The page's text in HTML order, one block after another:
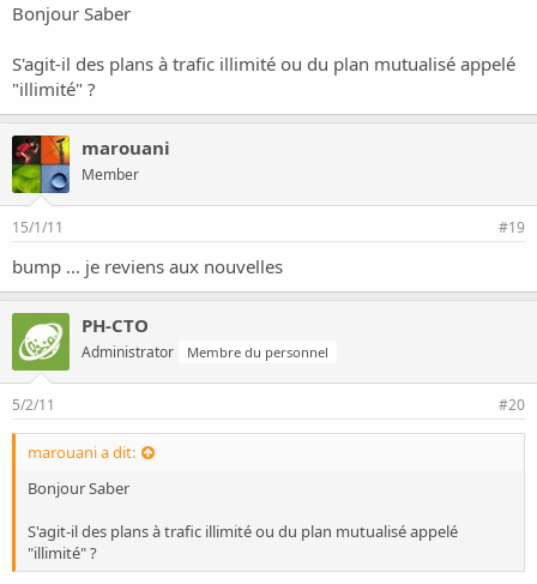
Bonjour Saber
S'agit-il des plans à trafic illimité ou du plan mutualisé appelé
"illimité" ?
marouani
Member
15/1/11 #19
bump ... je reviens aux nouvelles
PH-CTO
Administrator Membre du personnel
5/2/11 #20
marouani a dit:
Bonjour Saber
S'agit-il des plans à trafic illimité ou du plan mutualisé appelé
"illimité" ?